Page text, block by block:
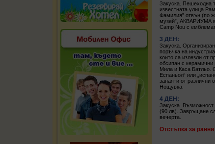
Закуска. Пешеходна
известната улица
Фамилия” отвън (по
музей”, АКВАРИУМА
Camp Nou с
3 ДЕН:
Закуска.
поръчка на
които са излезли от
обсипан с керамични
Мила и Каса Батльо.
Еспаньол“ или
занаяти от
Нощувка.
4 ДЕН:
Закуска. Възможност
(90 лв). Завръщане
вечерта.
Отстъпка за